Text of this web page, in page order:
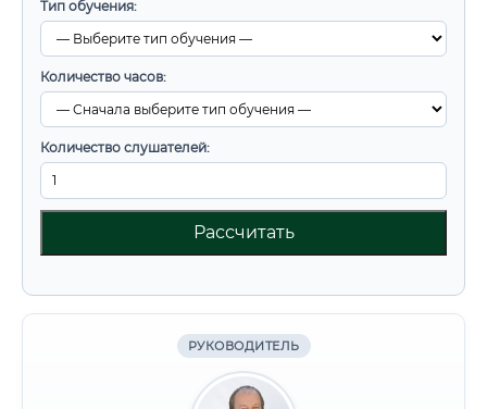
Тип обучения:
Количество часов:
Количество слушателей:
Рассчитать
РУКОВОДИТЕЛЬ